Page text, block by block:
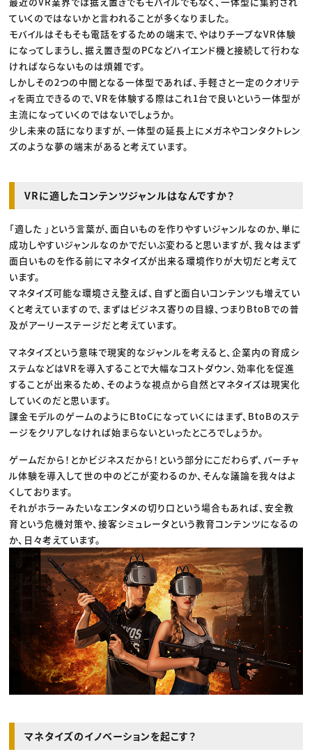
ていくのではないかと言われることが多くなりました。
モバイルはそもそも電話をするための端末で、やはりチープなVR体験
になってしまうし、据え置き型のPCなどハイエンド機と接続して行わな
ければならないものは煩雑です。
しかしその2つの中間となる一体型であれば、手軽さと一定のクオリテ
ィを両立できるので、VRを体験する際はこれ1台で良いという一体型が
主流になっていくのではないでしょうか。
少し未来の話になりますが、一体型の延長上にメガネやコンタクトレン
ズのような夢の端末があると考えています。
VRに適したコンテンツジャンルはなんですか？
「適した 」という言葉が、面白いものを作りやすいジャンルなのか、単に
成功しやすいジャンルなのかでだいぶ変わると思いますが、我々はまず
面白いものを作る前にマネタイズが出来る環境作りが大切だと考えて
います。
マネタイズ可能な環境さえ整えば、自ずと面白いコンテンツも増えてい
くと考えていますので、まずはビジネス寄りの目線、つまりBtoBでの普
及がアーリーステージだと考えています。
マネタイズという意味で現実的なジャンルを考えると、企業内の育成シ
ステムなどはVRを導入することで大幅なコストダウン、効率化を促進
することが出来るため、そのような視点から自然とマネタイズは現実化
していくのだと思います。
課金モデルのゲームのようにBtoCになっていくにはまず、BtoBのステ
ージをクリアしなければ始まらないといったところでしょうか。
ゲームだから！とかビジネスだから！という部分にこだわらず、バーチャ
ル体験を導入して世の中のどこが変わるのか、そんな議論を我々はよ
くしております。
それがホラーみたいなエンタメの切り口という場合もあれば、安全教
育という危機対策や、接客シミュレータという教育コンテンツになるの
か、日々考えています。
マネタイズのイノベーションを起こす？